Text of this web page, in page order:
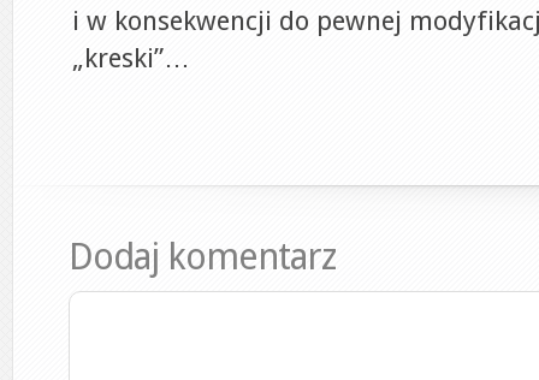
i w konsekwencji do pewnej
„kreski”…
Dodaj komentarz